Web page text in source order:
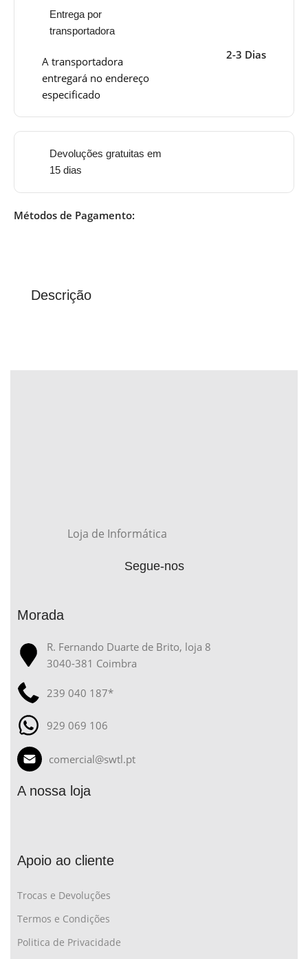
Entrega por
transportadora
A transportadora
entregará no endereço
especificado
2-3 Dias
Devoluções gratuitas em
15 dias
Métodos de Pagamento:
Descrição
Loja de Informática
Segue-nos
Morada
R. Fernando Duarte de Brito, loja 8
3040-381 Coimbra
239 040 187*
929 069 106
comercial@swtl.pt
A nossa loja
Apoio ao cliente
Trocas e Devoluções
Termos e Condições
Politica de Privacidade